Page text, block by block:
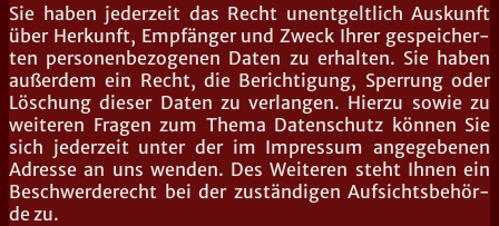
Sie haben jeder­zeit das Recht unent­gelt­lich Aus­kunft
über Her­kunft, Emp­fän­ger und Zweck Ihrer gespei­cher­
ten per­so­nen­be­zo­ge­nen Daten zu erhal­ten. Sie haben
außer­dem ein Recht, die Berich­ti­gung, Sper­rung oder
Löschung die­ser Daten zu ver­lan­gen. Hier­zu sowie zu
wei­te­ren Fra­gen zum The­ma Daten­schutz kön­nen Sie
sich jeder­zeit unter der im Impres­sum ange­ge­be­nen
Adres­se an uns wen­den. Des Wei­te­ren steht Ihnen ein
Beschwer­de­recht bei der zustän­di­gen Auf­sichts­be­hör­
de zu.